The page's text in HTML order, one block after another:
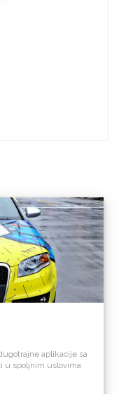
aplikacije sa
u spoljnim uslovima